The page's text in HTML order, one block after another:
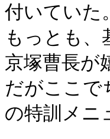
付いていた。
もっとも
京塚曹長が
だがここで
の特訓メニ